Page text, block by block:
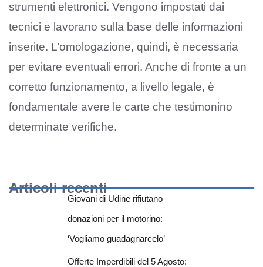
strumenti elettronici. Vengono impostati dai
tecnici e lavorano sulla base delle informazioni
inserite. L’omologazione, quindi, è necessaria
per evitare eventuali errori. Anche di fronte a un
corretto funzionamento, a livello legale, è
fondamentale avere le carte che testimonino
determinate verifiche.
Articoli recenti
Giovani di Udine rifiutano
donazioni per il motorino:
‘Vogliamo guadagnarcelo’
Offerte Imperdibili del 5 Agosto: